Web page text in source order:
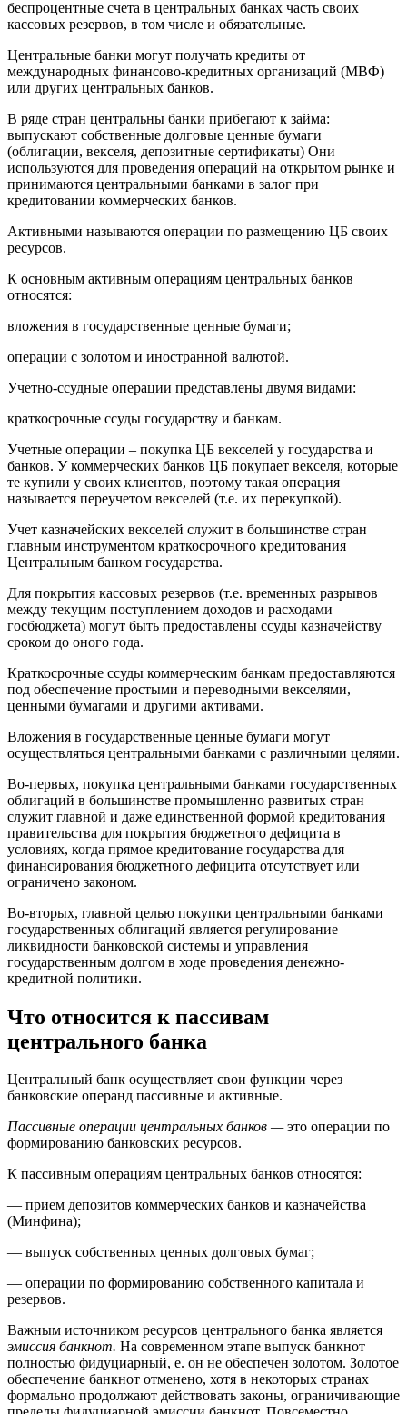
беспроцентные счета в центральных банках часть своих
кассовых резервов, в том числе и обязательные.
Центральные банки могут получать кредиты от
международных финансово-кредитных организаций (МВФ)
или других центральных банков.
В ряде стран центральны банки прибегают к займа:
выпускают собственные долговые ценные бумаги
(облигации, векселя, депозитные сертификаты) Они
используются для проведения операций на открытом рынке и
принимаются центральными банками в залог при
кредитовании коммерческих банков.
Активными называются операции по размещению ЦБ своих
ресурсов.
К основным активным операциям центральных банков
относятся:
вложения в государственные ценные бумаги;
операции с золотом и иностранной валютой.
Учетно-ссудные операции представлены двумя видами:
краткосрочные ссуды государству и банкам.
Учетные операции – покупка ЦБ векселей у государства и
банков. У коммерческих банков ЦБ покупает векселя, которые
те купили у своих клиентов, поэтому такая операция
называется переучетом векселей (т.е. их перекупкой).
Учет казначейских векселей служит в большинстве стран
главным инструментом краткосрочного кредитования
Центральным банком государства.
Для покрытия кассовых резервов (т.е. временных разрывов
между текущим поступлением доходов и расходами
госбюджета) могут быть предоставлены ссуды казначейству
сроком до оного года.
Краткосрочные ссуды коммерческим банкам предоставляются
под обеспечение простыми и переводными векселями,
ценными бумагами и другими активами.
Вложения в государственные ценные бумаги могут
осуществляться центральными банками с различными целями.
Во-первых, покупка центральными банками государственных
облигаций в большинстве промышленно развитых стран
служит главной и даже единственной формой кредитования
правительства для покрытия бюджетного дефицита в
условиях, когда прямое кредитование государства для
финансирования бюджетного дефицита отсутствует или
ограничено законом.
Во-вторых, главной целью покупки центральными банками
государственных облигаций является регулирование
ликвидности банковской системы и управления
государственным долгом в ходе проведения денежно-
кредитной политики.
Что относится к пассивам
центрального банка
Центральный банк осуществляет свои функции через
банковские операнд пассивные и активные.
Пассивные операции центральных банков —это операции по
формированию банковских ресурсов.
К пассивным операциям центральных банков относятся:
— прием депозитов коммерческих банков и казначейства
(Минфина);
— выпуск собственных ценных долговых бумаг;
— операции по формированию собственного капитала и
резервов.
Важным источником ресурсов центрального банка является
эмиссия банкнот. На современном этапе выпуск банкнот
полностью фидуциарный, е. он не обеспечен золотом. Золотое
обеспечение банкнот отменено, хотя в некоторых странах
формально продолжают действовать законы, ограничивающие